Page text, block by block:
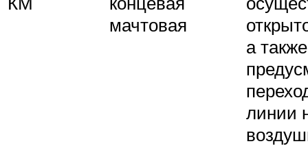
мачтовая
а также
линии